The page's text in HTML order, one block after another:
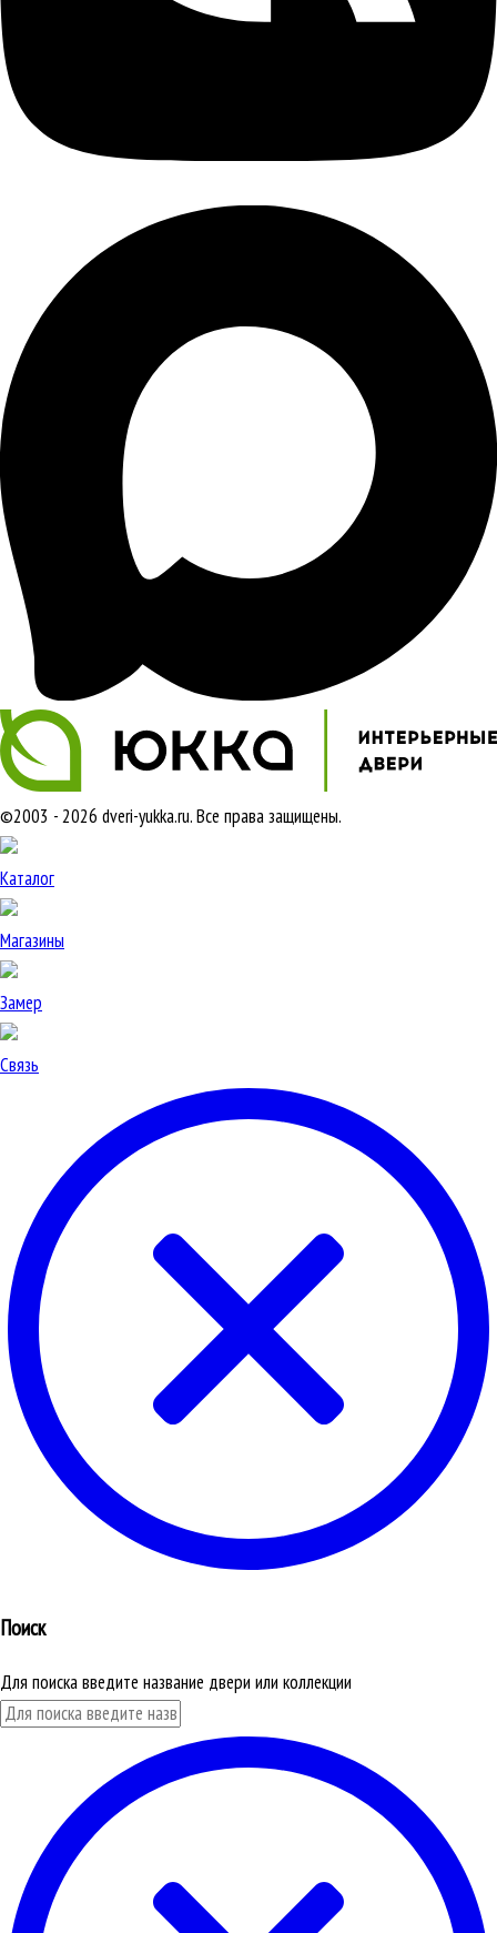
©2003 - 2026 dveri-yukka.ru. Все права защищены.
Каталог
Магазины
Замер
Связь
Поиск
Для поиска введите название двери или коллекции